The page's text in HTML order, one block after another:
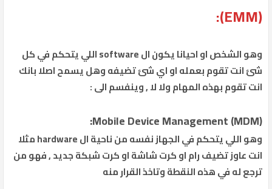
(EMM):
وهو الشخص او احيانا يكون ال software اللي يتحكم في كل
شئ انت تقوم بعمله او اي شئ تضيفه وهل يسمح اصلا بانك
انت تقوم بهذه المهام ولا لا , وينفسم الى :
Mobile Device Management (MDM):
وهو اللي يتحكم في الجهاز نفسه من ناحية ال hardware مثلا
انت عاوز تضيف رام او كرت شاشة او كرت شبكة جديد , فهو من
ترجع له في هذه النقطة وتاخذ القرار منه